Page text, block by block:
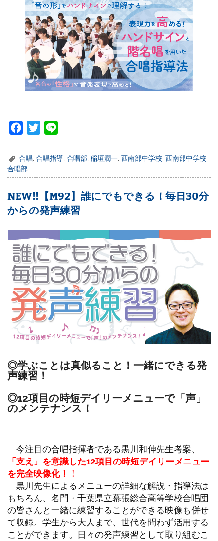
c
e
o
o
i
r
n
合唱 ,合唱指導 ,合唱部 ,稲垣潤一 ,西南部中学校 ,西南部中学校
合唱部
NEW!!【M92】誰にでもできる！毎日30分
からの発声練習
◎学ぶことは真似ること！一緒にできる発
声練習！
◎12項目の時短デイリーメニューで「声」
のメンテナンス！
今注目の合唱指揮者である黒川和伸先生考案、
「支え」を意識した12項目の時短デイリーメニュー
を完全映像化！！
黒川先生によるメニューの詳細な解説・指導法は
もちろん、名門・千葉県立幕張総合高等学校合唱団
の皆さんと一緒に練習することができる映像も併せ
て収録。学生から大人まで、世代を問わず活用する
ことができます。日々の発声練習として取り組むこ